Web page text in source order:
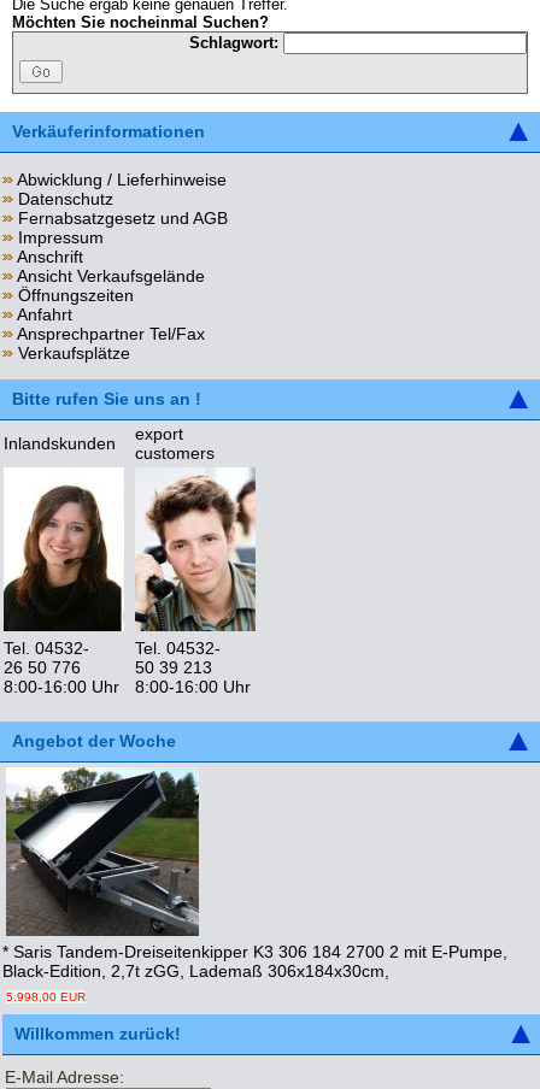
Die Suche ergab keine genauen Treffer.
Möchten Sie nocheinmal Suchen?
Schlagwort:
Verkäuferinformationen
Abwicklung / Lieferhinweise
Datenschutz
Fernabsatzgesetz und AGB
Impressum
Anschrift
Ansicht Verkaufsgelände
Öffnungszeiten
Anfahrt
Ansprechpartner Tel/Fax
Verkaufsplätze
Bitte rufen Sie uns an !
Inlandskunden
export
customers
Tel. 04532-
26 50 776
8:00-16:00 Uhr
Tel. 04532-
50 39 213
8:00-16:00 Uhr
Angebot der Woche
* Saris Tandem-Dreiseitenkipper K3 306 184 2700 2 mit E-Pumpe,
Black-Edition, 2,7t zGG, Lademaß 306x184x30cm,
5.998,00 EUR
Willkommen zurück!
E-Mail Adresse: